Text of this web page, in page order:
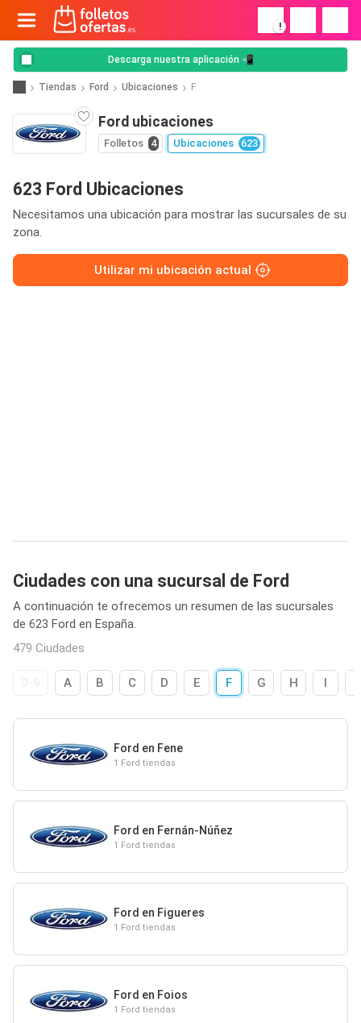
!
Descarga nuestra aplicación 📲
Tiendas Ford Ubicaciones F
Ford ubicaciones
Folletos 4 Ubicaciones 623
623 Ford Ubicaciones
Necesitamos una ubicación para mostrar las sucursales de su
zona.
Utilizar mi ubicación actual
Ciudades con una sucursal de Ford
A continuación te ofrecemos un resumen de las sucursales
de 623 Ford en España.
479 Ciudades
A B C D E F G H I
Ford en Fene
1 Ford tiendas
Ford en Fernán-Núñez
1 Ford tiendas
Ford en Figueres
1 Ford tiendas
Ford en Foios
1 Ford tiendas